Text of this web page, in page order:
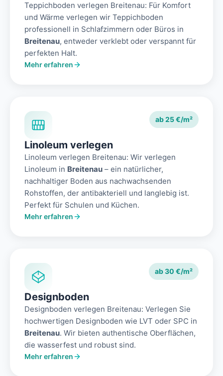
Teppichboden verlegen Breitenau: Für Komfort
und Wärme verlegen wir Teppichboden
professionell in Schlafzimmern oder Büros in
Breitenau, entweder verklebt oder verspannt für
perfekten Halt.
Mehr erfahren
ab 25 €/m²
Linoleum verlegen
Linoleum verlegen Breitenau: Wir verlegen
Linoleum in Breitenau – ein natürlicher,
nachhaltiger Boden aus nachwachsenden
Rohstoffen, der antibakteriell und langlebig ist.
Perfekt für Schulen und Küchen.
Mehr erfahren
ab 30 €/m²
Designboden
Designboden verlegen Breitenau: Verlegen Sie
hochwertigen Designboden wie LVT oder SPC in
Breitenau. Wir bieten authentische Oberflächen,
die wasserfest und robust sind.
Mehr erfahren